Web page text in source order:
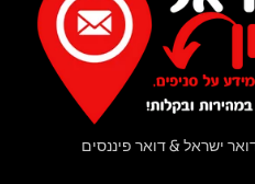
ישראל & דואר פיננסים